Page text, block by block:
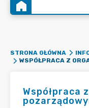
STRONA GŁÓWNA
Współpraca